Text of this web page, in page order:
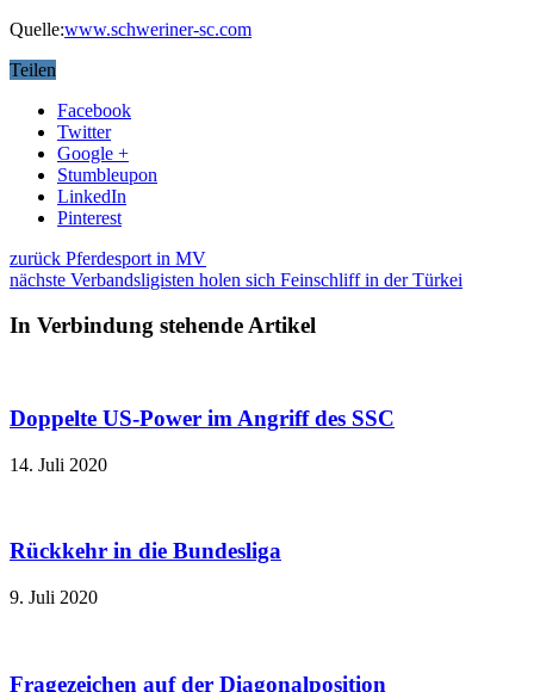
Quelle:www.schweriner-sc.com
Teilen
Facebook
Twitter
Google +
Stumbleupon
LinkedIn
Pinterest
zurück Pferdesport in MV
nächste Verbandsligisten holen sich Feinschliff in der Türkei
In Verbindung stehende Artikel
Doppelte US-Power im Angriff des SSC
14. Juli 2020
Rückkehr in die Bundesliga
9. Juli 2020
Fragezeichen auf der Diagonalposition